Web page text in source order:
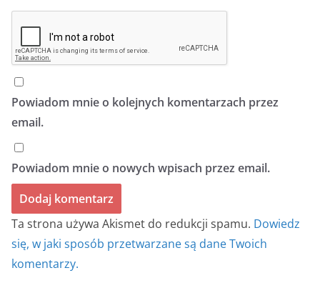
Powiadom mnie o kolejnych komentarzach przez
email.
Powiadom mnie o nowych wpisach przez email.
Ta strona używa Akismet do redukcji spamu. Dowiedz
się, w jaki sposób przetwarzane są dane Twoich
komentarzy.